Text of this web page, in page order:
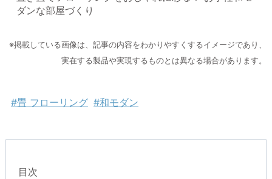
ダンな部屋づくり
※掲載している画像は、記事の内容をわかりやすくするイメージであり、
実在する製品や実現するものとは異なる場合があります。
#畳 フローリング #和モダン
目次